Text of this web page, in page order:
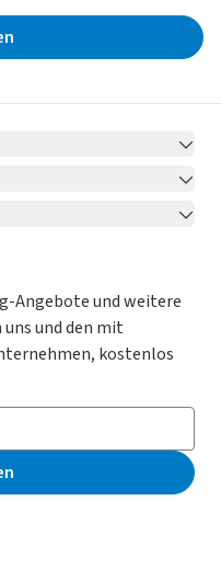
Angebote und weitere
uns und den mit
kostenlos